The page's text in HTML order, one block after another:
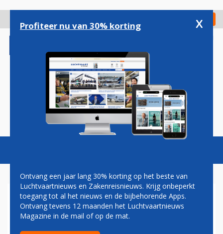
gaan
Check in
Magazine Podcasts Vacatures
PAUL MELKERT: UITSTRIJKJE
Profiteer nu van 30% korting x
Ontvang een jaar lang 30% korting op het beste van
Luchtvaartnieuws en Zakenreisnieuws. Krijg onbeperkt
toegang tot al het nieuws en de bijbehorende Apps.
Ontvang tevens 12 maanden het Luchtvaartnieuws
Magazine in de mail of op de mat.